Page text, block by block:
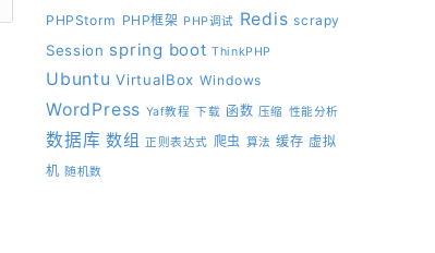
PHPStorm PHP框架 PHP调试 Redis scrapy
Session spring boot ThinkPHP
Ubuntu VirtualBox Windows
WordPress Yaf教程 下载 函数 压缩 性能分析
数据库 数组 正则表达式 爬虫 算法 缓存 虚拟
机 随机数